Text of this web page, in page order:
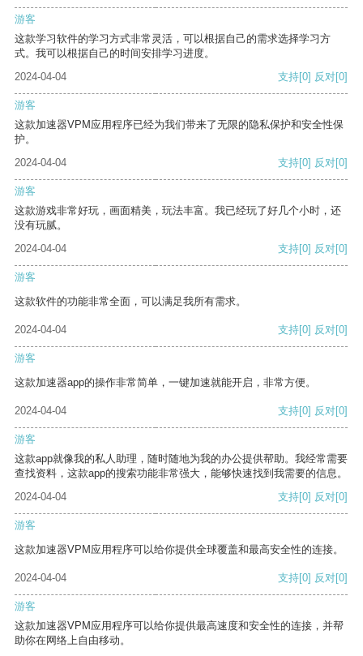
游客
这款学习软件的学习方式非常灵活，可以根据自己的需求选择学习方
式。我可以根据自己的时间安排学习进度。
2024-04-04
支持[0] 反对[0]
游客
这款加速器VPM应用程序已经为我们带来了无限的隐私保护和安全性保
护。
2024-04-04
支持[0] 反对[0]
游客
这款游戏非常好玩，画面精美，玩法丰富。我已经玩了好几个小时，还
没有玩腻。
2024-04-04
支持[0] 反对[0]
游客
这款软件的功能非常全面，可以满足我所有需求。
2024-04-04 支持[0] 反对[0]
游客
这款加速器app的操作非常简单，一键加速就能开启，非常方便。
2024-04-04 支持[0] 反对[0]
游客
这款app就像我的私人助理，随时随地为我的办公提供帮助。我经常需要
查找资料，这款app的搜索功能非常强大，能够快速找到我需要的信息。
2024-04-04
支持[0] 反对[0]
游客
这款加速器VPM应用程序可以给你提供全球覆盖和最高安全性的连接。
2024-04-04 支持[0] 反对[0]
游客
这款加速器VPM应用程序可以给你提供最高速度和安全性的连接，并帮
助你在网络上自由移动。